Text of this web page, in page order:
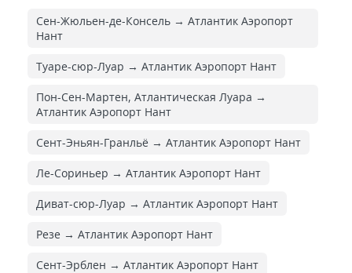
Сен-Жюльен-де-Консель → Атлантик Аэропорт
Нант
Туаре-сюр-Луар → Атлантик Аэропорт Нант
Пон-Сен-Мартен, Атлантическая Луара →
Атлантик Аэропорт Нант
Сент-Эньян-Гранльё → Атлантик Аэропорт Нант
Ле-Сориньер → Атлантик Аэропорт Нант
Диват-сюр-Луар → Атлантик Аэропорт Нант
Резе → Атлантик Аэропорт Нант
Сент-Эрблен → Атлантик Аэропорт Нант